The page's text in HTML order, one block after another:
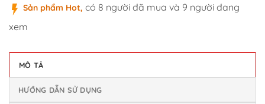
Sản phẩm Hot, có 8 người đã mua và 9 người đang
xem
MÔ TẢ
HƯỚNG DẪN SỬ DỤNG